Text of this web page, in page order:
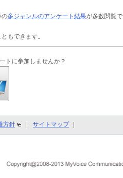
の多ジャンルのアンケート結果が多数閲覧で
もできます。
トに参加しませんか？
方針 サイトマップ